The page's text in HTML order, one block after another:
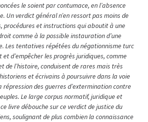
le soient par contumace, en l’absence
Un verdict général n’en ressort pas moins de
procédures et instructions qui aboutit à une
comme à la possible instauration d’une
Les tentatives répétées du négationnisme turc
d’empêcher les progrès juridiques, comme
de l’histoire, conduisent de rares mais très
et écrivains à poursuivre dans la voie
répression des guerres d’extermination contre
Le large corpus normatif, juridique et
livre débouche sur ce verdict de justice du
soulignant de plus combien la connaissance